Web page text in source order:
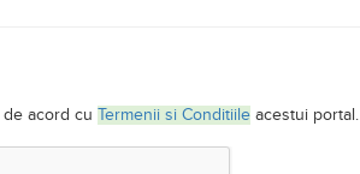
acord cu Termenii si Conditiileacestui portal.